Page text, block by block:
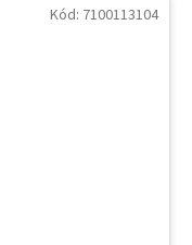
Kód: 7100113104